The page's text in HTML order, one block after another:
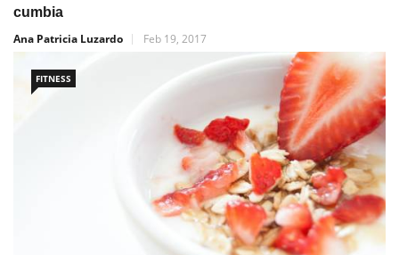
cumbia
Ana Patricia Luzardo
Feb 19, 2017
FITNESS